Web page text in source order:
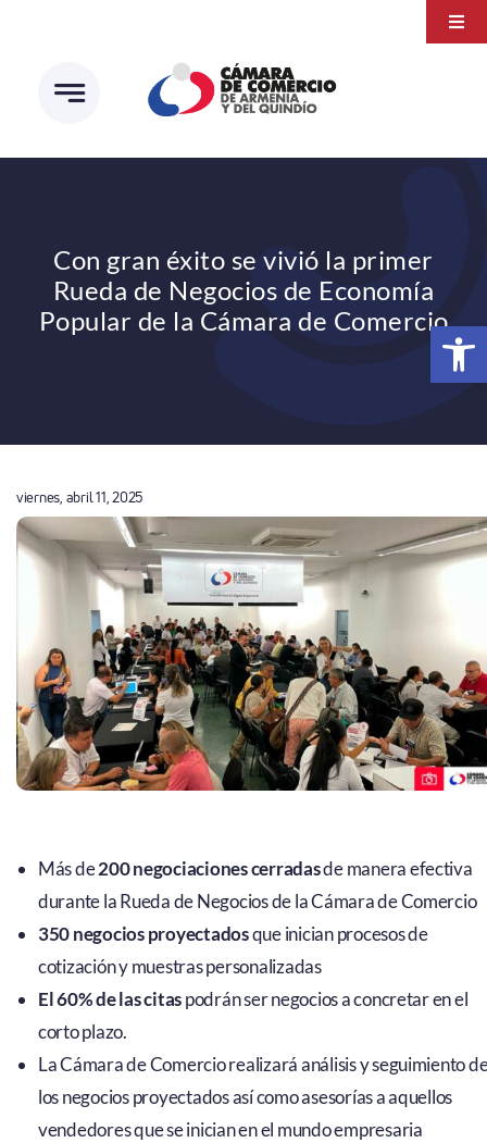
Abrir
contenido
Con gran éxito se vivió la primer
Rueda de Negocios de Economía
Popular de la Cámara de Comercio
viernes, abril 11, 2025
Más de200 negociaciones cerradasde manera efectiva
durante la Rueda de Negocios de la Cámara de Comercio
350 negocios proyectadosque inician procesos de
cotización y muestras personalizadas
El 60% de las citaspodrán ser negocios a concretar en el
corto plazo.
La Cámara de Comercio realizará análisis y seguimiento
los negocios proyectados así como asesorías a aquellos
vendedores que se inician en el mundo empresaria